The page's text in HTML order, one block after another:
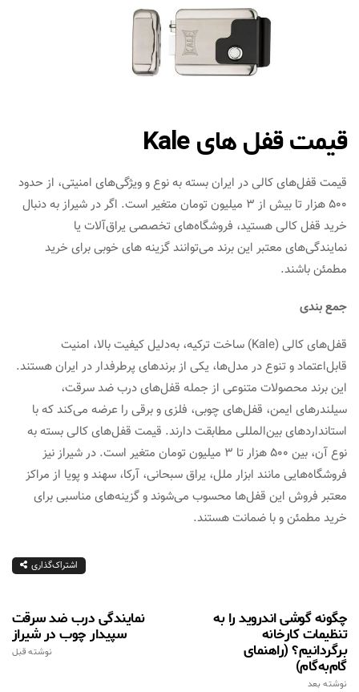
قیمت قفل های Kale
قیمت قفل‌های کالی در ایران بسته به نوع و ویژگی‌های امنیتی، از حدود
۵۰۰ هزار تا بیش از ۳ میلیون تومان متغیر است. اگر در شیراز به‌ دنبال
خرید قفل کالی هستید، فروشگاه‌های تخصصی یراق‌آلات یا
نمایندگی‌های معتبر این برند می‌توانند گزینه‌ های خوبی برای خرید
مطمئن باشند.
جمع بندی
قفل‌های کالی (Kale) ساخت ترکیه، به‌دلیل کیفیت بالا، امنیت
قابل‌اعتماد و تنوع در مدل‌ها، یکی از برندهای پرطرفدار در ایران هستند.
این برند محصولات متنوعی از جمله قفل‌های درب ضد سرقت،
سیلندرهای ایمن، قفل‌های چوبی، فلزی و برقی را عرضه می‌کند که با
استانداردهای بین‌المللی مطابقت دارند. قیمت قفل‌های کالی بسته به
نوع آن، بین ۵۰۰ هزار تا ۳ میلیون تومان متغیر است. در شیراز نیز
فروشگاه‌هایی مانند ابزار ملل، یراق سبحانی، آرکا، سهند و پویا از مراکز
معتبر فروش این قفل‌ها محسوب می‌شوند و گزینه‌های مناسبی برای
خرید مطمئن و با ضمانت هستند.
اشتراک‌گذاری
نمایندگی درب ضد سرقت
سپیدار چوب در شیراز
نوشته قبل
چگونه گوشی اندروید را به
تنظیمات کارخانه
برگردانیم؟ (راهنمای
گام‌به‌گام)
نوشته بعد